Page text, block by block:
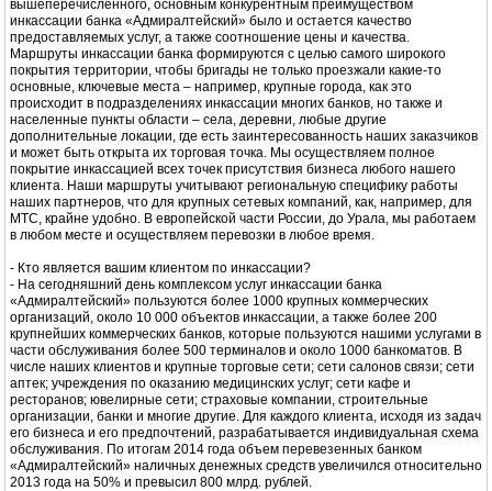
вышеперечисленного, основным конкурентным преимуществом
инкассации банка «Адмиралтейский» было и остается качество
предоставляемых услуг, а также соотношение цены и качества.
Маршруты инкассации банка формируются с целью самого широкого
покрытия территории, чтобы бригады не только проезжали какие-то
основные, ключевые места – например, крупные города, как это
происходит в подразделениях инкассации многих банков, но также и
населенные пункты области – села, деревни, любые другие
дополнительные локации, где есть заинтересованность наших заказчиков
и может быть открыта их торговая точка. Мы осуществляем полное
покрытие инкассацией всех точек присутствия бизнеса любого нашего
клиента. Наши маршруты учитывают региональную специфику работы
наших партнеров, что для крупных сетевых компаний, как, например, для
МТС, крайне удобно. В европейской части России, до Урала, мы работаем
в любом месте и осуществляем перевозки в любое время.
- Кто является вашим клиентом по инкассации?
- На сегодняшний день комплексом услуг инкассации банка
«Адмиралтейский» пользуются более 1000 крупных коммерческих
организаций, около 10 000 объектов инкассации, а также более 200
крупнейших коммерческих банков, которые пользуются нашими услугами в
части обслуживания более 500 терминалов и около 1000 банкоматов. В
числе наших клиентов и крупные торговые сети; сети салонов связи; сети
аптек; учреждения по оказанию медицинских услуг; сети кафе и
ресторанов; ювелирные сети; страховые компании, строительные
организации, банки и многие другие. Для каждого клиента, исходя из задач
его бизнеса и его предпочтений, разрабатывается индивидуальная схема
обслуживания. По итогам 2014 года объем перевезенных банком
«Адмиралтейский» наличных денежных средств увеличился относительно
2013 года на 50% и превысил 800 млрд. рублей.